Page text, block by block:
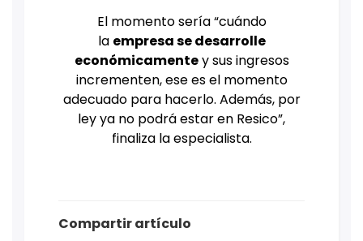
El momento sería “cuándo
la empresa se desarrolle
económicamentey sus ingresos
incrementen, ese es el momento
adecuado para hacerlo. Además, por
ley ya no podrá estar en Resico”,
finaliza la especialista.
Compartir artículo